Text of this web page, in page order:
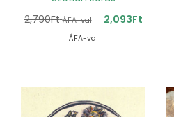
2,790Ft ÁFA-val 2,093Ft
ÁFA-val